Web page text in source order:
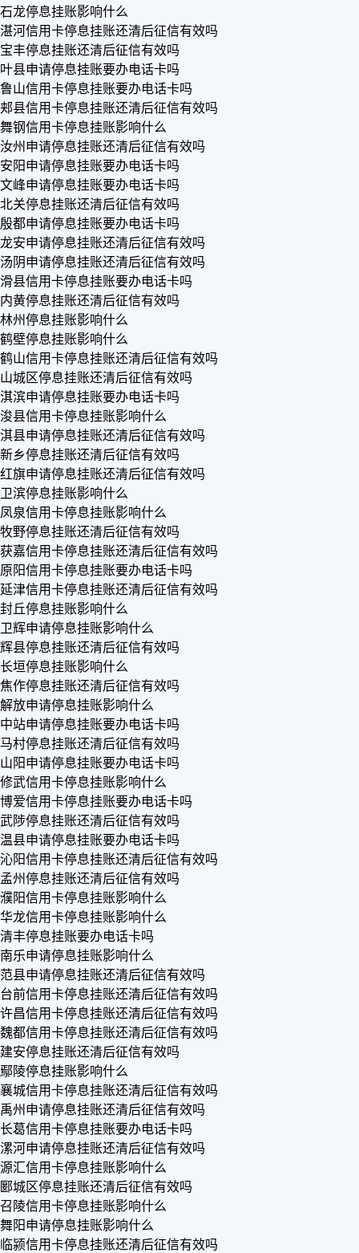
石龙停息挂账影响什么
湛河信用卡停息挂账还清后征信有效吗
宝丰停息挂账还清后征信有效吗
叶县申请停息挂账要办电话卡吗
鲁山信用卡停息挂账要办电话卡吗
郏县信用卡停息挂账还清后征信有效吗
舞钢信用卡停息挂账影响什么
汝州申请停息挂账还清后征信有效吗
安阳申请停息挂账要办电话卡吗
文峰申请停息挂账要办电话卡吗
北关停息挂账还清后征信有效吗
殷都申请停息挂账要办电话卡吗
龙安申请停息挂账还清后征信有效吗
汤阴申请停息挂账还清后征信有效吗
滑县信用卡停息挂账要办电话卡吗
内黄停息挂账还清后征信有效吗
林州停息挂账影响什么
鹤壁停息挂账影响什么
鹤山信用卡停息挂账还清后征信有效吗
山城区停息挂账还清后征信有效吗
淇滨申请停息挂账要办电话卡吗
浚县信用卡停息挂账影响什么
淇县申请停息挂账还清后征信有效吗
新乡停息挂账还清后征信有效吗
红旗申请停息挂账还清后征信有效吗
卫滨停息挂账影响什么
凤泉信用卡停息挂账影响什么
牧野停息挂账还清后征信有效吗
获嘉信用卡停息挂账还清后征信有效吗
原阳信用卡停息挂账要办电话卡吗
延津信用卡停息挂账还清后征信有效吗
封丘停息挂账影响什么
卫辉申请停息挂账影响什么
辉县停息挂账还清后征信有效吗
长垣停息挂账影响什么
焦作停息挂账还清后征信有效吗
解放申请停息挂账影响什么
中站申请停息挂账要办电话卡吗
马村停息挂账还清后征信有效吗
山阳申请停息挂账要办电话卡吗
修武信用卡停息挂账影响什么
博爱信用卡停息挂账要办电话卡吗
武陟停息挂账还清后征信有效吗
温县申请停息挂账要办电话卡吗
沁阳信用卡停息挂账还清后征信有效吗
孟州停息挂账还清后征信有效吗
濮阳信用卡停息挂账影响什么
华龙信用卡停息挂账影响什么
清丰停息挂账要办电话卡吗
南乐申请停息挂账影响什么
范县申请停息挂账还清后征信有效吗
台前信用卡停息挂账还清后征信有效吗
许昌信用卡停息挂账还清后征信有效吗
魏都信用卡停息挂账还清后征信有效吗
建安停息挂账还清后征信有效吗
鄢陵停息挂账影响什么
襄城信用卡停息挂账还清后征信有效吗
禹州申请停息挂账还清后征信有效吗
长葛信用卡停息挂账要办电话卡吗
漯河申请停息挂账还清后征信有效吗
源汇信用卡停息挂账影响什么
郾城区停息挂账还清后征信有效吗
召陵信用卡停息挂账影响什么
舞阳申请停息挂账影响什么
临颍信用卡停息挂账还清后征信有效吗